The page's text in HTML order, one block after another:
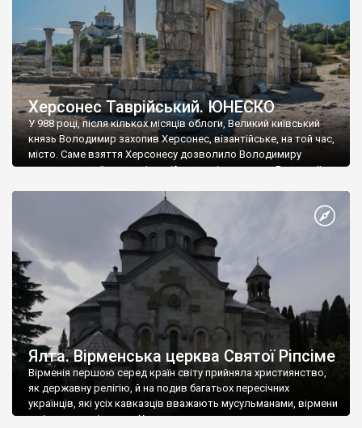
Херсонес Таврійський. ЮНЕСКО
У 988 році, після кількох місяців облоги, Великий київський
князь Володимир захопив Херсонес, візантійське, на той час,
місто. Саме взяття Херсонесу дозволило Володимиру
диктувати свої умови візантійському імператору Василю ІІ, та
Херсонесі Володимир-язичник, став Василем-християнином.
А потім було Хрещення Русі. На честь Херсонесу Таврійського
Ялта. Вірменська церква Святої Ріпсіме
Вірменія першою серед країн світу прийняла християнство,
як державну релігію, й на подив багатьох пересічних
українців, які усіх кавказців вважають мусульманами, вірмени
є відданими вірянами Христа